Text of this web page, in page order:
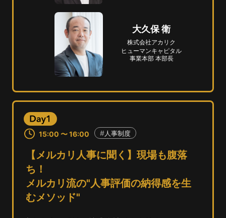
大久保 衛
株式会社アカリク
ヒューマンキャピタル
事業本部 本部長
15:00 〜 16:00 人事制度
【メルカリ人事に聞く】現場も腹落
ち！
メルカリ流の"人事評価の納得感を生
むメソッド"